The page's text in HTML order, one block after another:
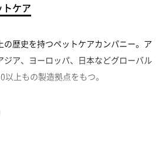
ケア
歴史を持つペットケアカンパニー。ア
ジア、ヨーロッパ、日本などグローバル
上もの製造拠点をもつ。